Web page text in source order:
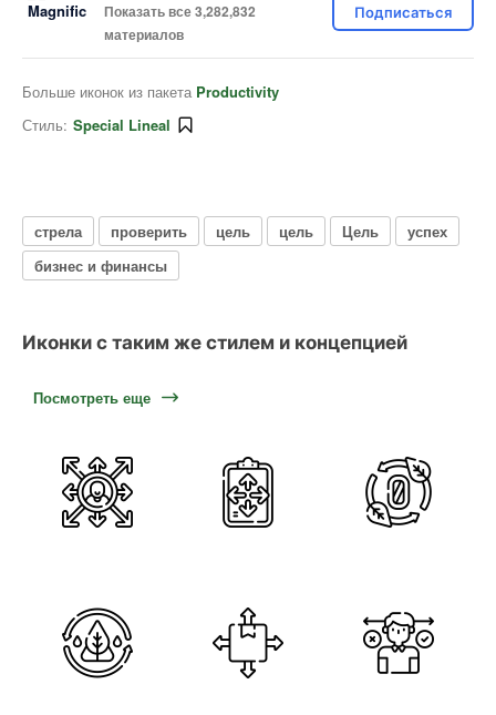
Показать все 3,282,832
материалов
Подписаться
Больше иконок из пакета Productivity
Стиль: Special Lineal
стрела проверить цель цель Цель
успех
бизнес и финансы
Иконки с таким же стилем и концепцией
Посмотреть еще